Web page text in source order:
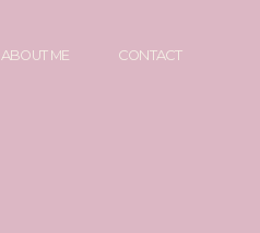
ABOUT ME CONTACT